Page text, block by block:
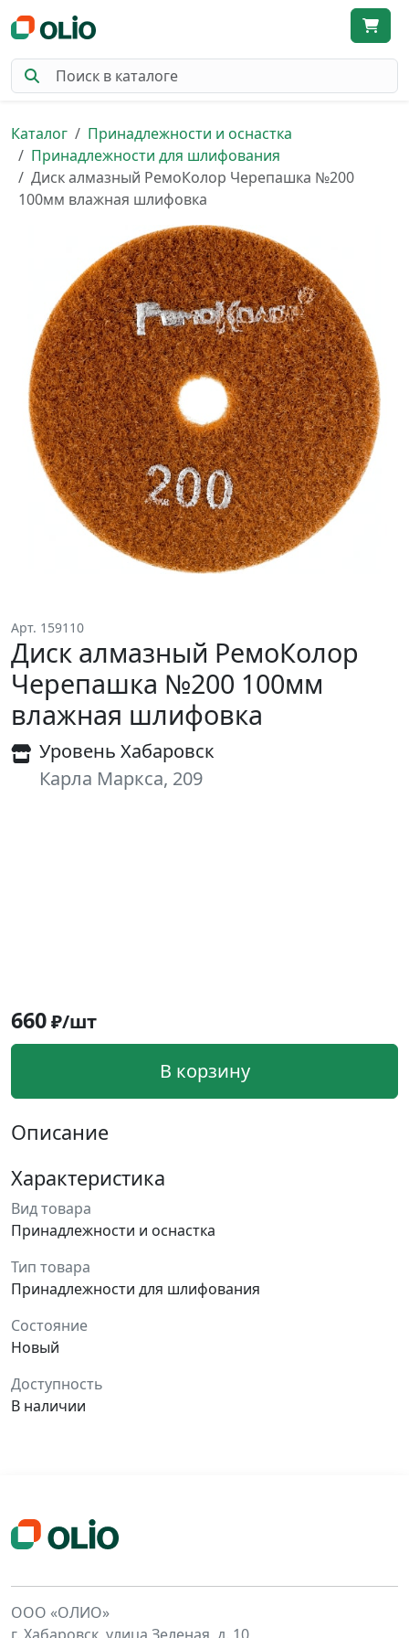
Каталог
Принадлежности и оснастка
Принадлежности для шлифования
Диск алмазный РемоКолор Черепашка №200
100мм влажная шлифовка
Арт. 159110
Диск алмазный РемоКолор
Черепашка №200 100мм
влажная шлифовка
Уровень Хабаровск
Карла Маркса, 209
660₽/шт
В корзину
Описание
Характеристика
Вид товара
Принадлежности и оснастка
Тип товара
Принадлежности для шлифования
Состояние
Новый
Доступность
В наличии
ООО «ОЛИО»